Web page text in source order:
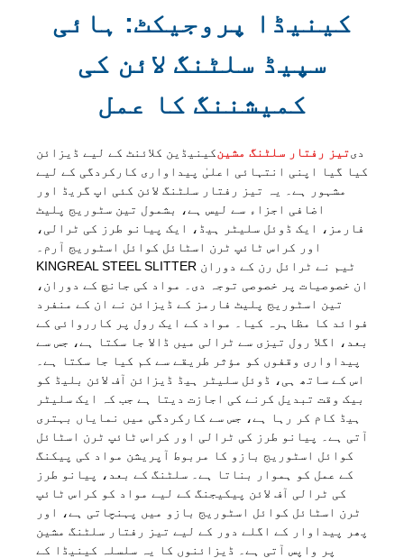
کینیڈا پروجیکٹ: ہائی
سپیڈ سلٹنگ لائن کی
کمیشننگ کا عمل
دیتیز رفتار سلٹنگ مشینکینیڈین کلائنٹ کے لیے ڈیزائن
کیا گیا اپنی انتہائی اعلیٰ پیداواری کارکردگی کے لیے
مشہور ہے۔ یہ تیز رفتار سلٹنگ لائن کئی اپ گریڈ اور
اضافی اجزاء سے لیس ہے، بشمول تین سٹوریج پلیٹ
فارمز، ایک ڈوئل سلیٹر ہیڈ، ایک پیانو طرز کی ٹرالی،
اور کراس ٹائپ ٹرن اسٹائل کوائل اسٹوریج آرم۔
KINGREAL STEEL SLITTER ٹیم نے ٹرائل رن کے دوران
ان خصوصیات پر خصوصی توجہ دی۔ مواد کی جانچ کے دوران،
تین اسٹوریج پلیٹ فارمز کے ڈیزائن نے ان کے منفرد
فوائد کا مظاہرہ کیا۔ مواد کے ایک رول پر کارروائی کے
بعد، اگلا رول تیزی سے ٹرالی میں ڈالا جا سکتا ہے، جس سے
پیداواری وقفوں کو مؤثر طریقے سے کم کیا جا سکتا ہے۔
اس کے ساتھ ہی، ڈوئل سلیٹر ہیڈ ڈیزائن آف لائن بلیڈ کو
بیک وقت تبدیل کرنے کی اجازت دیتا ہے جب کہ ایک سلیٹر
ہیڈ کام کر رہا ہے، جس سے کارکردگی میں نمایاں بہتری
آتی ہے۔ پیانو طرز کی ٹرالی اور کراس ٹائپ ٹرن اسٹائل
کوائل اسٹوریج بازو کا مربوط آپریشن مواد کی پیکنگ
کے عمل کو ہموار بناتا ہے۔ سلٹنگ کے بعد، پیانو طرز
کی ٹرالی آف لائن پیکیجنگ کے لیے مواد کو کراس ٹائپ
ٹرن اسٹائل کوائل اسٹوریج بازو میں پہنچاتی ہے، اور
پھر پیداوار کے اگلے دور کے لیے تیز رفتار سلٹنگ مشین
پر واپس آتی ہے۔ ڈیزائنوں کا یہ سلسلہ کینیڈا کے